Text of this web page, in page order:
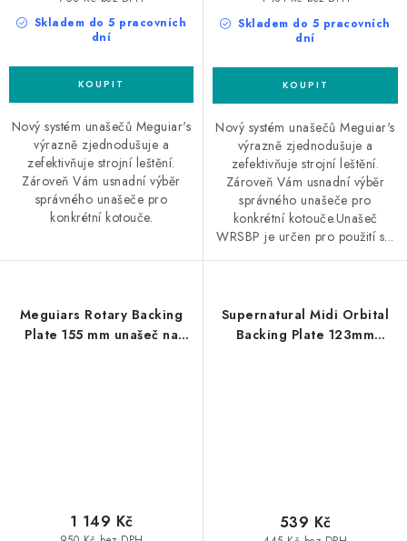
Skladem do 5 pracovních
dní
Nový systém unašečů Meguiar's
výrazně zjednodušuje a
zefektivňuje strojní leštění.
Zároveň Vám usnadní výběr
správného unašeče pro
konkrétní kotouče.
Skladem do 5 pracovních
dní
Nový systém unašečů Meguiar's
výrazně zjednodušuje a
zefektivňuje strojní leštění.
Zároveň Vám usnadní výběr
správného unašeče pro
konkrétní kotouče.Unašeč
WRSBP je určen pro použití s...
Meguiars Rotary Backing
Plate 155 mm unašeč na
1 149 Kč
Supernatural Midi Orbital
Backing Plate 123mm
539 Kč